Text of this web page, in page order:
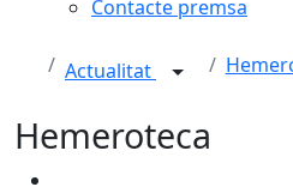
Contacte premsa
Actualitat
Hemeroteca